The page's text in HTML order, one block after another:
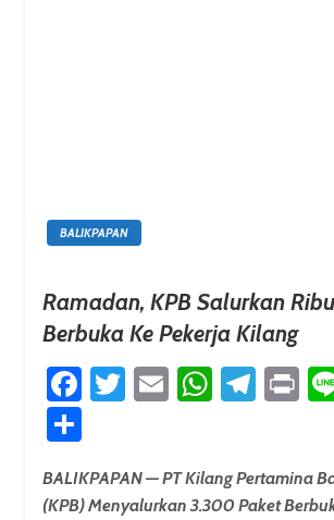
BALIKPAPAN
Ramadan, KPB Salurkan
Berbuka Ke Pekerja Kilang
Facebook
Twitter
Email
Share
BALIKPAPAN — PT Kilang Pertamina
(KPB) Menyalurkan 3.300 Paket